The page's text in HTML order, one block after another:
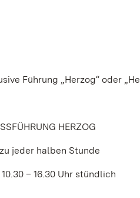
Führung „Herzog“ oder
HERZOG
jeder halben Stunde
– 16.30 Uhr stündlich